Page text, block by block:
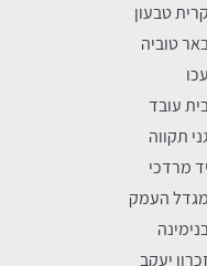
טבעון
טוביה
עובד
תקווה
מרדכי
העמק
יעקב